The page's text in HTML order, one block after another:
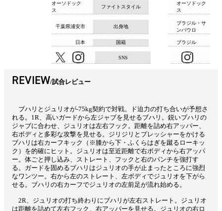
ファイトスタイル
オーソドック
ス
オーソドック
ス
出身地
千葉県浦安市
ブラジル・サ
ンパウロ
国籍
日本 ブラジル
SNS
REVIEW 試合レビュー
ブハリとジュリオが‐75kg契約で対戦。ド迫力の打ち合いが予想さ
れる。1R、高いガードから左ジャブを見せるブハリ。鋭いブハリの
ジャブに合わせ、ジュリオは左右フック。距離を詰め右アッパー、
右ボディと多彩な攻撃を見せる。ジリジリとプレッシャーをかける
ブハリは右カーフキック（※膝から下・ふくらはぎを蹴るローキッ
ク）を的確にヒット。ジュリオは至近距離で右ボディから右アッパ
ー。体ごと押し込み、ストレート、フックと右のパンチを強打す
る。ガードを固めるブハリはジュリオの手が止まったところに強烈
なワンツー。右から左のストレート、左ボディでジュリオを下がら
せる。ブハリの右カーフでジュリオの左前足が流れ始める。
2R、ジュリオの打ち終わりにブハリが左右ストレート。ジュリオ
は距離を詰めて左右フック、右アッパーを見せる。ジュリオの右ロ